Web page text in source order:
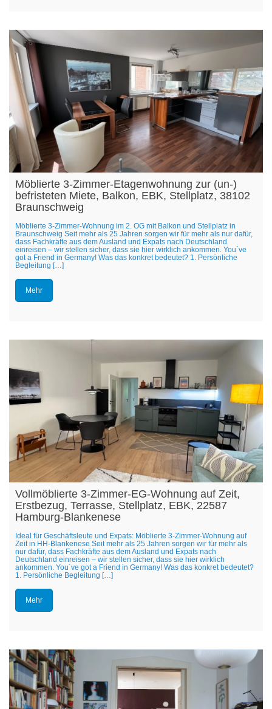
Möblierte 3-Zimmer-Etagenwohnung zur (un-)
befristeten Miete, Balkon, EBK, Stellplatz, 38102
Braunschweig
Möblierte 3-Zimmer-Wohnung im 2. OG mit Balkon und Stellplatz in
Braunschweig Seit mehr als 25 Jahren sorgen wir für mehr als nur dafür,
dass Fachkräfte aus dem Ausland und Expats nach Deutschland
einreisen – wir stellen sicher, dass sie hier wirklich ankommen. You´ve
got a Friend in Germany! Was das konkret bedeutet? 1. Persönliche
Begleitung […]
Mehr
Vollmöblierte 3-Zimmer-EG-Wohnung auf Zeit,
Erstbezug, Terrasse, Stellplatz, EBK, 22587
Hamburg-Blankenese
Ideal für Geschäftsleute und Expats: Möblierte 3-Zimmer-Wohnung auf
Zeit in HH-Blankenese Seit mehr als 25 Jahren sorgen wir für mehr als
nur dafür, dass Fachkräfte aus dem Ausland und Expats nach
Deutschland einreisen – wir stellen sicher, dass sie hier wirklich
ankommen. You´ve got a Friend in Germany! Was das konkret bedeutet?
1. Persönliche Begleitung […]
Mehr